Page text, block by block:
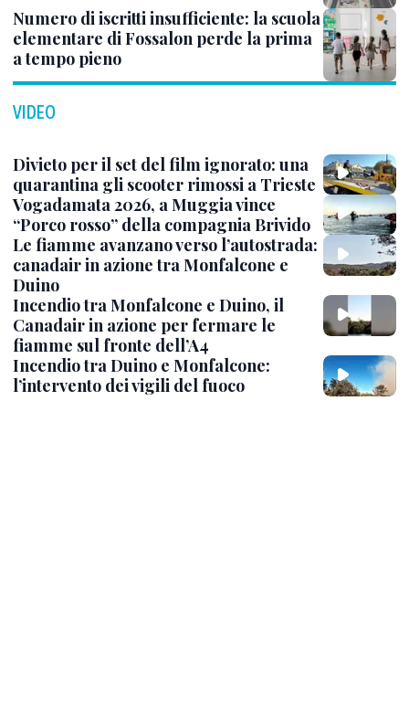
Numero di iscritti insufficiente: la scuola
elementare di Fossalon perde la prima
a tempo pieno
VIDEO
Divieto per il set del film ignorato: una
quarantina gli scooter rimossi a Trieste
Vogadamata 2026, a Muggia vince
“Porco rosso” della compagnia Brivido
Le fiamme avanzano verso l’autostrada:
canadair in azione tra Monfalcone e
Duino
Incendio tra Monfalcone e Duino, il
Canadair in azione per fermare le
fiamme sul fronte dell’A4
Incendio tra Duino e Monfalcone:
l’intervento dei vigili del fuoco